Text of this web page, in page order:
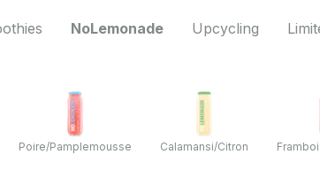
NoLemonade Upcycling
Poire/Pamplemousse Calamansi/Citron